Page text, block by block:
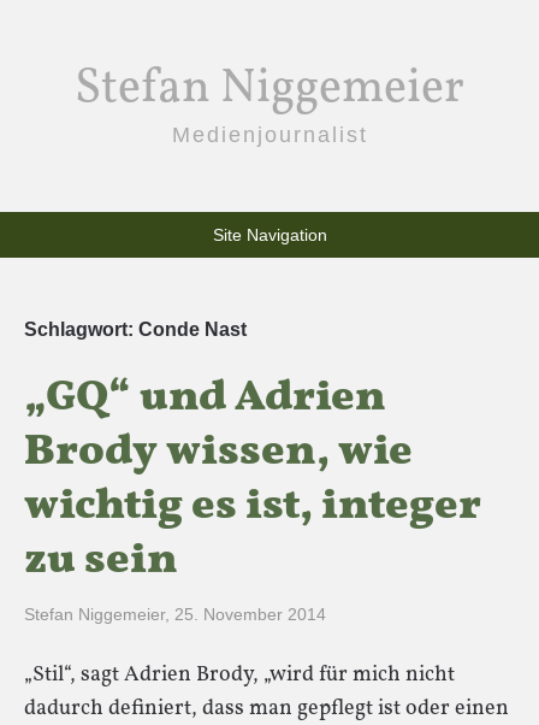
Stefan Niggemeier
Medienjournalist
Site Navigation
Schlagwort: Conde Nast
„GQ“ und Adrien
Brody wissen, wie
wichtig es ist, integer
zu sein
Stefan Niggemeier, 25. November 2014
„Stil“, sagt Adrien Brody, „wird für mich nicht
dadurch definiert, dass man gepflegt ist oder einen